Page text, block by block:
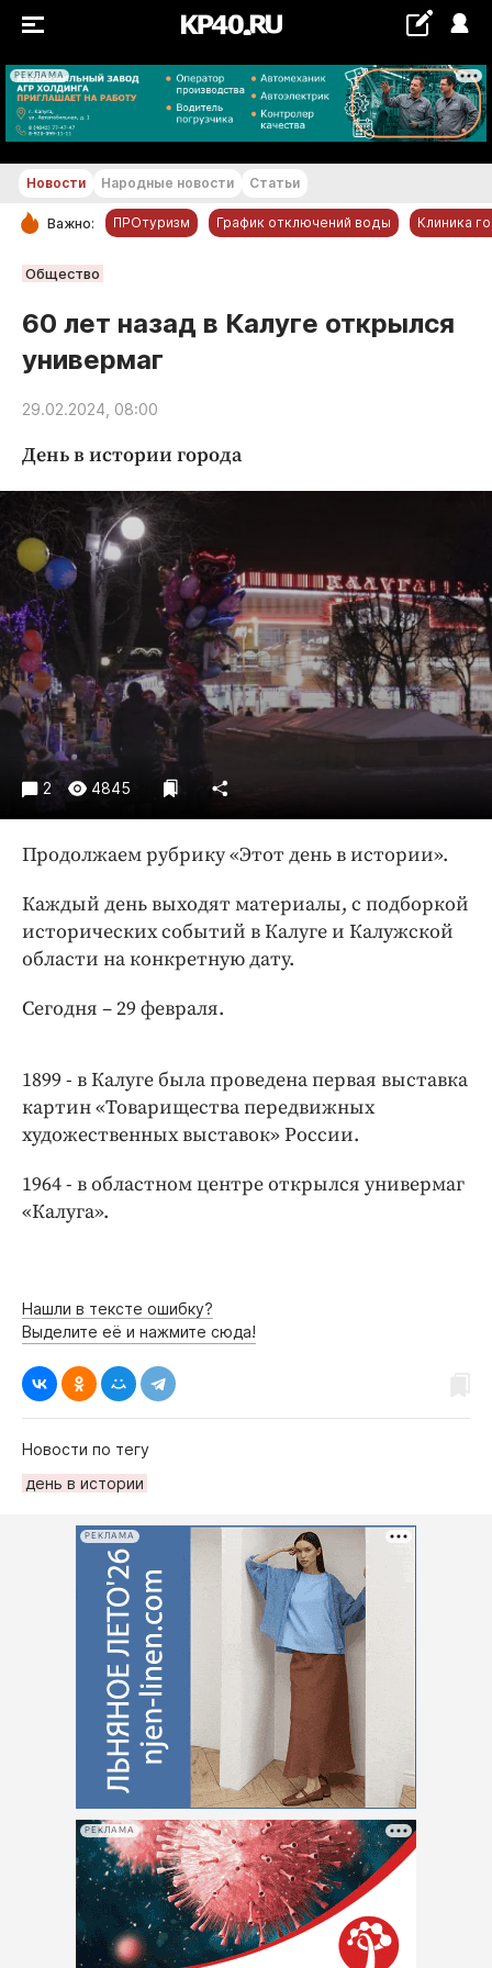
РЕКЛАМА
+17...+18 °С
РУБРИКИ
Новости компаний
Статьи
Народные новости
Благоустройство
Криминал
Культура
Недвижимость и ЖКХ
Образование
Погода
Праздники
Происшествия
Спорт
Экономика и бизнес
ПРОЕКТЫ
Блоги
Издания
Медиаперсона
Клиника года
Работодатель года
Новости Народные новости Статьи
Важно: ПРОтуризм График отключений воды Клиника
Общество
60 лет назад в Калуге открылся
универмаг
29.02.2024, 08:00
День в истории города
2 4845
Продолжаем рубрику «Этот день в истории».
Каждый день выходят материалы, с подборкой
исторических событий в Калуге и Калужской
области на конкретную дату.
Сегодня – 29 февраля.
1899 - в Калуге была проведена первая выставка
картин «Товарищества передвижных
художественных выставок» России.
1964 - в областном центре открылся универмаг
«Калуга».
Нашли в тексте ошибку?
Выделите её и нажмите сюда!
Новости по тегу
день в истории
РЕКЛАМА
РЕКЛАМА